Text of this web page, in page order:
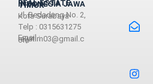
REAL ESTATE INDONESIA JAWA TIMUR
Jl. Bedadung No. 2, Kota Surabaya
Telp : 0315631275
Email : reijatim03@gmail.com